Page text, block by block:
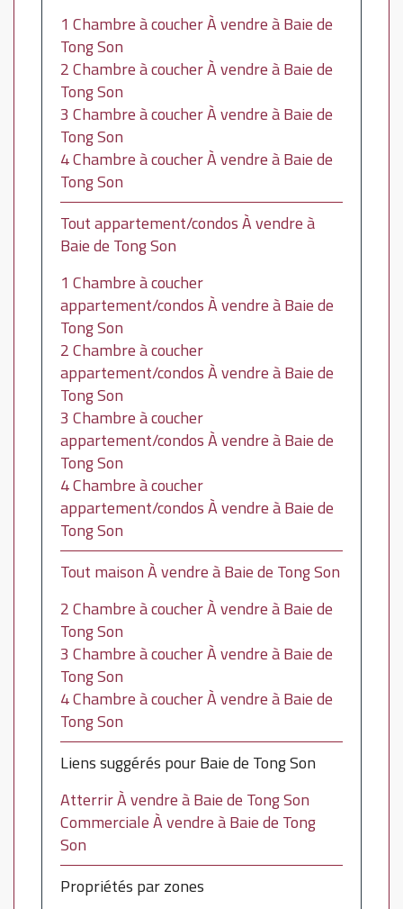
1 Chambre à coucher À vendre à Baie de
Tong Son
2 Chambre à coucher À vendre à Baie de
Tong Son
3 Chambre à coucher À vendre à Baie de
Tong Son
4 Chambre à coucher À vendre à Baie de
Tong Son
Tout appartement/condos À vendre à
Baie de Tong Son
1 Chambre à coucher
appartement/condos À vendre à Baie de
Tong Son
2 Chambre à coucher
appartement/condos À vendre à Baie de
Tong Son
3 Chambre à coucher
appartement/condos À vendre à Baie de
Tong Son
4 Chambre à coucher
appartement/condos À vendre à Baie de
Tong Son
Tout maison À vendre à Baie de Tong Son
2 Chambre à coucher À vendre à Baie de
Tong Son
3 Chambre à coucher À vendre à Baie de
Tong Son
4 Chambre à coucher À vendre à Baie de
Tong Son
Liens suggérés pour Baie de Tong Son
Atterrir À vendre à Baie de Tong Son
Commerciale À vendre à Baie de Tong
Son
Propriétés par zones